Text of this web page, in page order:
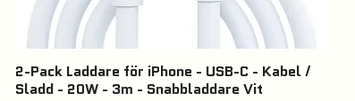
2-Pack Laddare för iPhone - USB-C - Kabel /
Sladd - 20W - 3m - Snabbladdare Vit